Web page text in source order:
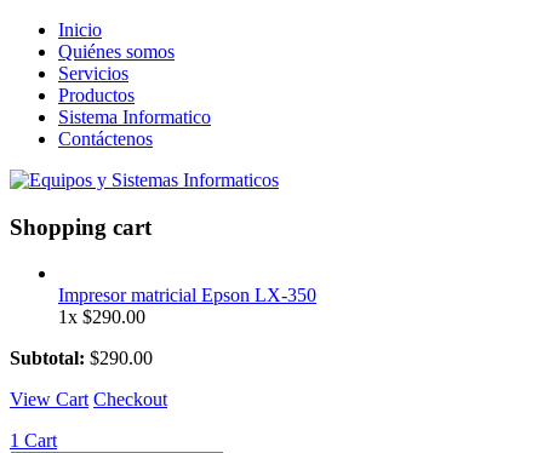
Inicio
Quiénes somos
Servicios
Productos
Sistema Informatico
Contáctenos
Shopping cart
Impresor matricial Epson LX-350
1x $290.00
Subtotal: $290.00
View Cart Checkout
1 Cart